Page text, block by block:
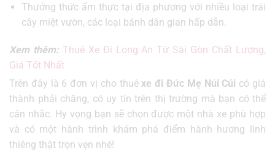
Thưởng thức ẩm thực tại địa phương với nhiều loại trái
cây miệt vườn, các loại bánh dân gian hấp dẫn.
Xem thêm: Thuê Xe Đi Long An Từ Sài Gòn Chất Lượng,
Giá Tốt Nhất
Trên đây là 6 đơn vị cho thuêxe đi Đức Mẹ Núi Cúi có giá
thành phải chăng, có uy tín trên thị trường mà bạn có thể
cân nhắc. Hy vọng bạn sẽ chọn được một nhà xe phù hợp
và có một hành trình khám phá điểm hành hương linh
thiêng thật trọn vẹn nhé!